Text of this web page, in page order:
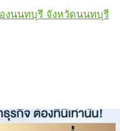
งนนทบุรี จังหวัดนนทบุรี